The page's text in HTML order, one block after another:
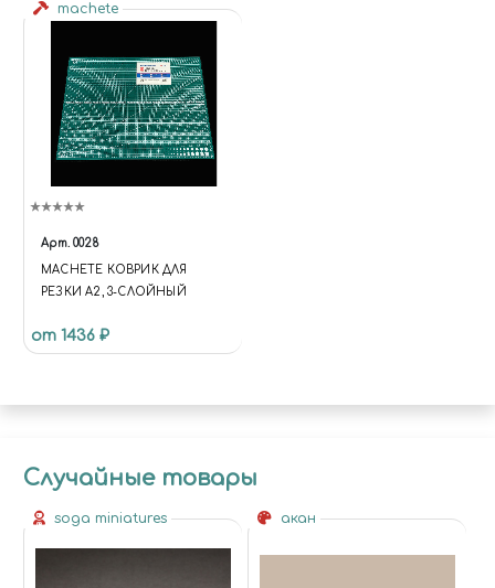
machete
Арт. 0028
MACHETE КОВРИК ДЛЯ
РЕЗКИ А2, 3-СЛОЙНЫЙ
от 1436 ₽
Случайные товары
soga miniatures акан